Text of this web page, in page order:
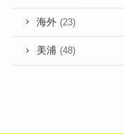
海外 (23)
美浦 (48)